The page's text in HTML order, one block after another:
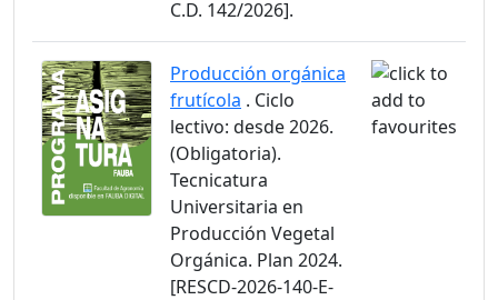
C.D. 142/2026].
Producción orgánica
frutícola . Ciclo
lectivo: desde 2026.
(Obligatoria).
Tecnicatura
Universitaria en
Producción Vegetal
Orgánica. Plan 2024.
[RESCD-2026-140-E-